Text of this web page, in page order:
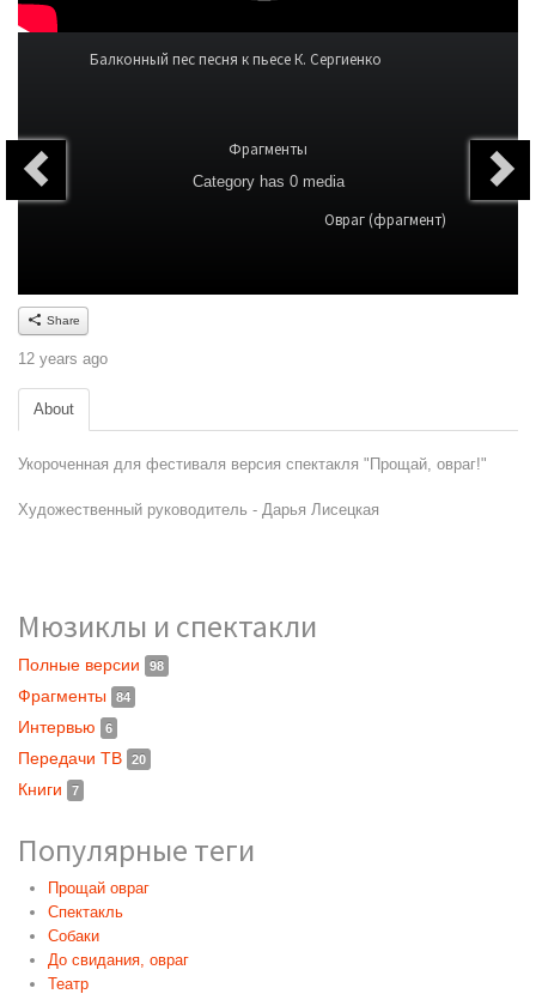
Балконный пес песня к пьесе К. Сергиенко
Фрагменты
Categoryhas 0 media
Овраг (фрагмент)
Share
12 years ago
About
Укороченная для фестиваля версия спектакля "Прощай, овраг!"
Художественный руководитель - Дарья Лисецкая
Мюзиклы и спектакли
Полные версии 98
Фрагменты 84
Интервью 6
Передачи ТВ 20
Книги 7
Популярные теги
Прощай овраг
Спектакль
Собаки
До свидания, овраг
Театр